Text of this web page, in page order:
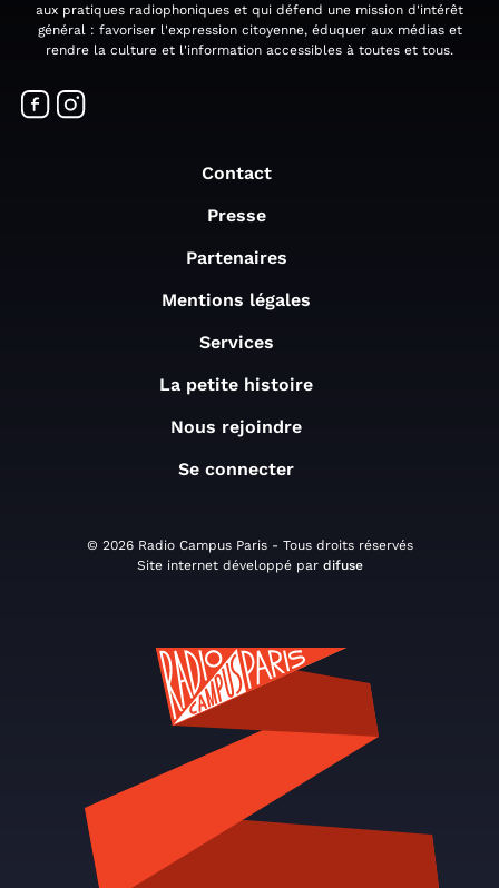
aux pratiques radiophoniques et qui défend une mission d'intérêt
général : favoriser l'expression citoyenne, éduquer aux médias et
rendre la culture et l'information accessibles à toutes et tous.
Contact
Presse
Partenaires
Mentions légales
Services
La petite histoire
Nous rejoindre
Se connecter
© 2026 Radio Campus Paris - Tous droits réservés
Site internet développé par difuse